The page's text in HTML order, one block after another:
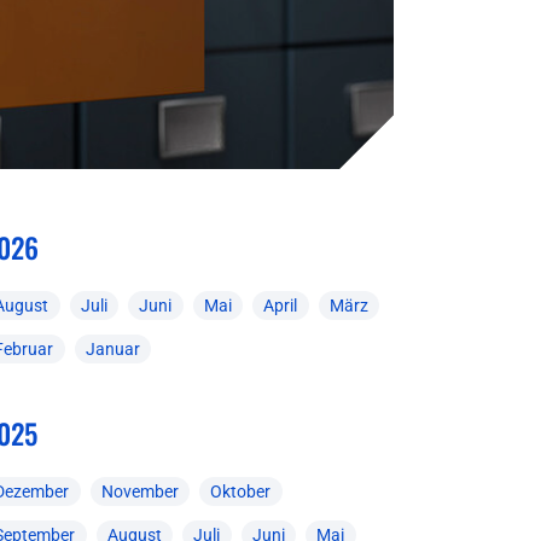
Juli Juni Mai April März
Januar
November Oktober
August Juli Juni Mai